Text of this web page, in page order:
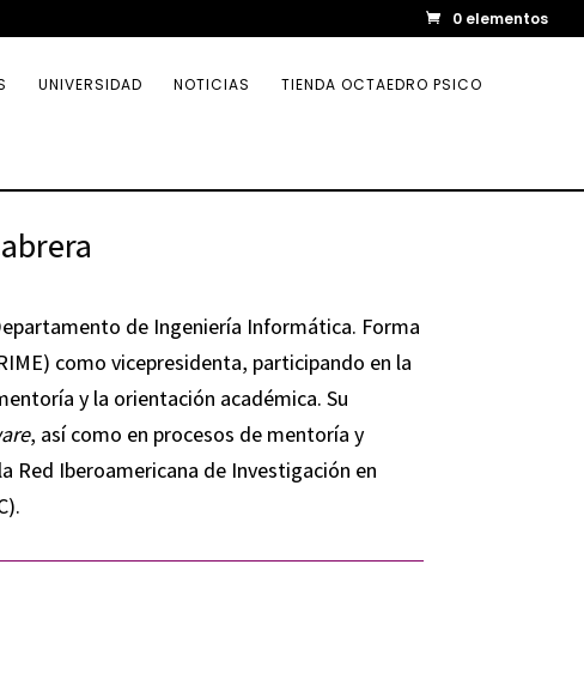
0 elementos
UNIVERSIDAD NOTICIAS TIENDA OCTAEDRO PSICO
de Ingeniería Informática. Forma
como vicepresidenta, participando en la
y la orientación académica. Su
, así como en procesos de mentoría y
Red Iberoamericana de Investigación en